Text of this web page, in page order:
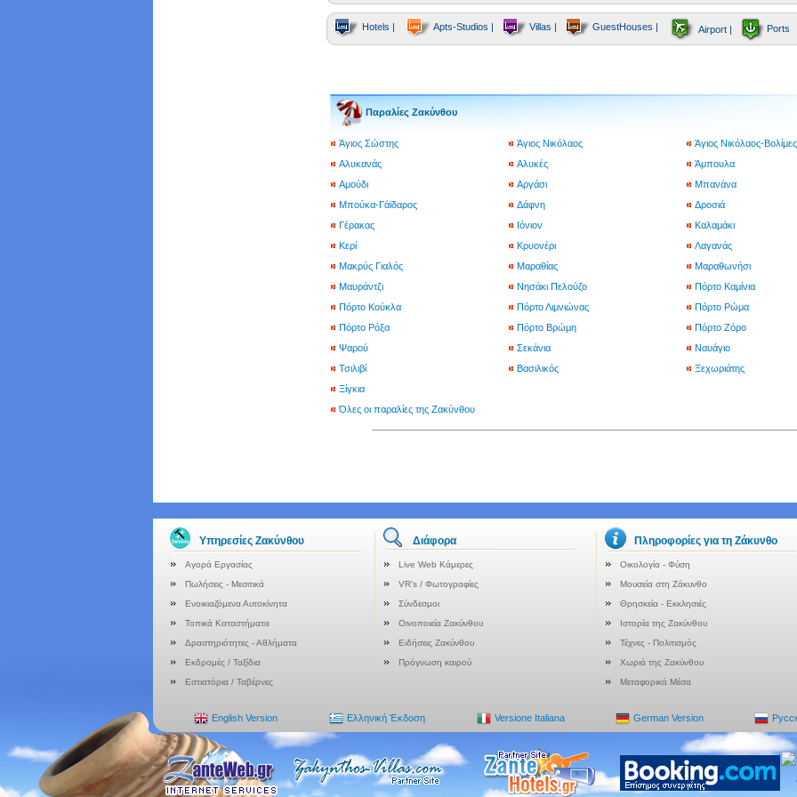
Hotels | Apts-Studios | Villas | GuestHouses | Airport | Ports
Παραλίες Ζακύνθου
Άγιος Σώστης Άγιος Νικόλαος
Άγιος Νικόλαος-Βολίμες
Αλυκανάς
Αλυκές
Άμπουλα
Αμούδι
Αργάσι
Μπανάνα
Μπούκα-Γάϊδαρος
Δάφνη
Δροσιά
Γέρακας
Ιόνιον
Καλαμάκι
Κερί
Κρυονέρι
Λαγανάς
Μακρύς Γιαλός
Μαραθίας
Μαραθωνήσι
Μαυράντζι
Νησάκι Πελούζο
Πόρτο Καμίνια
Πόρτο Κούκλα
Πόρτο Λιμνιώνας
Πόρτο Ρώμα
Πόρτο Ρόξα
Πόρτο Βρώμη
Πόρτο Ζόρο
Ψαρού
Σεκάνια
Ναυάγιο
Τσιλιβί
Βασιλικός
Ξεχωριάτης
Ξίγκια
Όλες οι παραλίες της Ζακύνθου
Υπηρεσίες Ζακύνθου Διάφορα Πληροφορίες για τη Ζάκυνθο
Αγορά Εργασίας Live Web Κάμερες
Οικολογία - Φύση
Πωλήσεις - Μεσιτικά
VR's / Φωτογραφίες
Μουσεία στη Ζάκυνθο
Ενοικιαζόμενα Αυτοκίνητα
Σύνδεσμοι
Θρησκεία - Εκκλησιές
Τοπικά Καταστήματα
Οινοποιεία Ζακύνθου
Ιστορία της Ζακύνθου
Δραστηριότητες - Αθλήματα
Ειδήσεις Ζακύνθου
Τέχνες - Πολιτισμός
Εκδρομές / Ταξίδια
Πρόγνωση καιρού
Χωριά της Ζακύνθου
Εστιατόρια / Ταβέρνες
Μεταφορικά Μέσα
English Version Ελληνική Έκδοση Versione Italiana German Version